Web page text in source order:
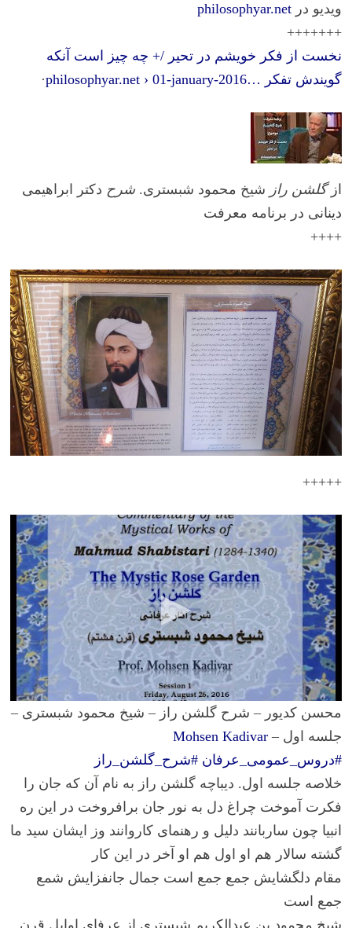
ویدیو در philosophyar.net
+++++++
نخست از فکر خویشم در تحیر /+ چه چیز است آنکه
گویندش تفکر …philosophyar.net › 01-january-2016
·
ازگلشن راز شیخ محمود شبستری. شرح دکتر ابراهیمی
دینانی در برنامه معرفت
++++
+++++
محسن کدیور – شرح گلشن راز – شیخ محمود شبستری –
جلسه اول – Mohsen Kadivar
#دروس_عمومی_عرفان #شرح_گلشن_راز
خلاصه جلسه اول. دیباچه گلشن راز به نام آن که جان را
فکرت آموخت چراغ دل به نور جان برافروخت در این ره
انبیا چون ساربانند دلیل و رهنمای کاروانند وز ایشان سید ما
گشته سالار هم او اول هم او آخر در این کار
مقام دلگشایش جمع جمع است جمال جانفزایش شمع
جمع است